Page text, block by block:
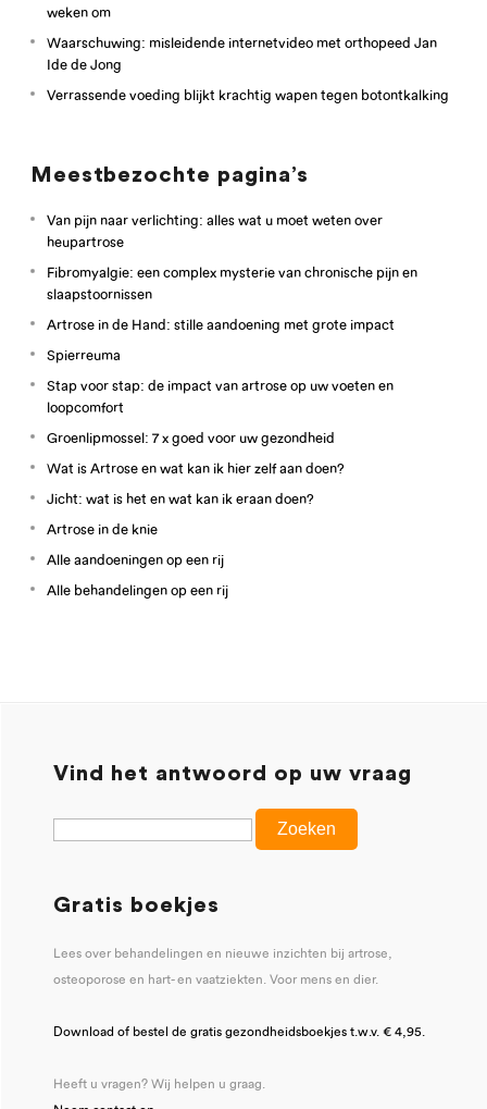
weken om
Waarschuwing: misleidende internetvideo met orthopeed Jan
Ide de Jong
Verrassende voeding blijkt krachtig wapen tegen botontkalking
Meestbezochte pagina’s
Van pijn naar verlichting: alles wat u moet weten over
heupartrose
Fibromyalgie: een complex mysterie van chronische pijn en
slaapstoornissen
Artrose in de Hand: stille aandoening met grote impact
Spierreuma
Stap voor stap: de impact van artrose op uw voeten en
loopcomfort
Groenlipmossel: 7 x goed voor uw gezondheid
Wat is Artrose en wat kan ik hier zelf aan doen?
Jicht: wat is het en wat kan ik eraan doen?
Artrose in de knie
Alle aandoeningen op een rij
Alle behandelingen op een rij
Vind het antwoord op uw vraag
Gratis boekjes
Lees over behandelingen en nieuwe inzichten bij artrose,
osteoporose en hart- en vaatziekten. Voor mens en dier.
Download of bestel de gratis gezondheidsboekjes t.w.v. € 4,95.
Heeft u vragen? Wij helpen u graag.